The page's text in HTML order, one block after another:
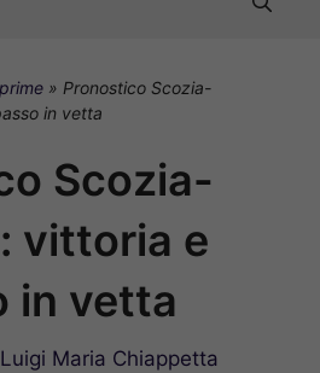
» Pronostico Scozia-
in vetta
Scozia-
vittoria e
in vetta
Luigi Maria Chiappetta